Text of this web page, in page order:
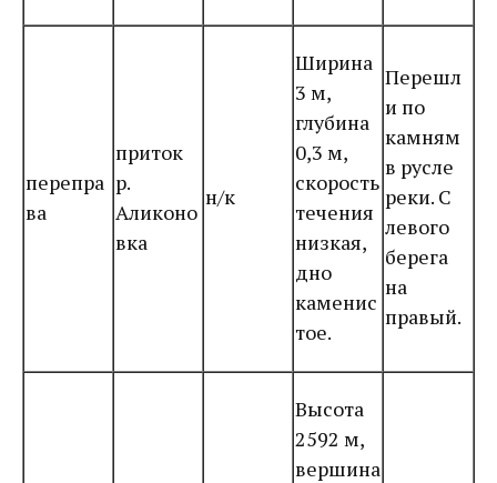
перепра
ва
приток
р.
Аликоно
вка
н/к
Ширина
3 м,
глубина
0,3 м,
скорость
течения
низкая,
дно
каменис
тое.
Перешл
и по
камням
в русле
реки. С
левого
берега
на
правый.
Высота
2592 м,
вершина